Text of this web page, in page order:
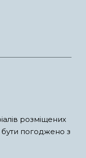
розміщених
бути погоджено з